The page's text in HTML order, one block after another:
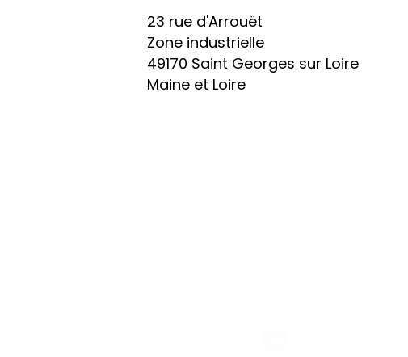
23 rue d'Arrouët
Zone industrielle
49170 Saint Georges sur Loire
Maine et Loire